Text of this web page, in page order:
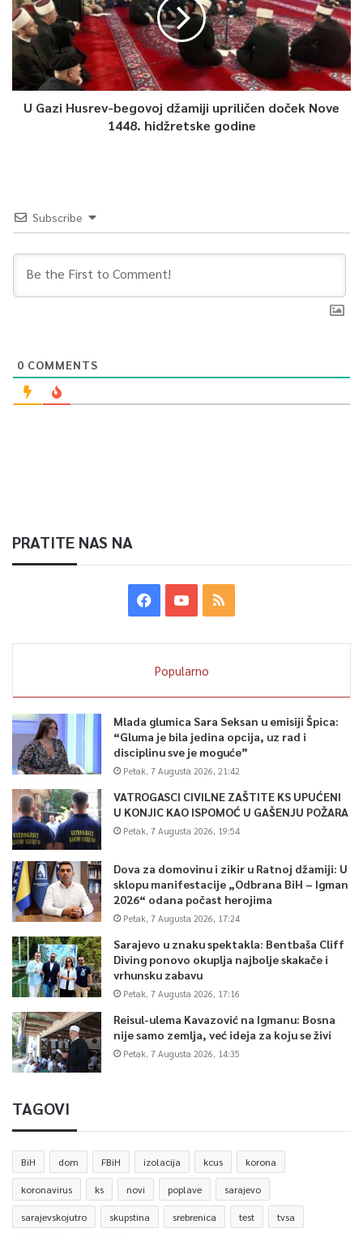
Bjelavama, kao i na Baščaršiji. Nakon prestanka padavina,
0
U Gazi Husrev-begovoj džamiji upriličen doček Nove
1448. hidžretske godine
Subscribe
0 COMMENTS
PRATITE NAS NA
Popularno
Mlada glumica Sara Seksan u emisiji Špica:
“Gluma je bila jedina opcija, uz rad i
disciplinu sve je moguće”
Petak, 7 Augusta 2026, 21:42
VATROGASCI CIVILNE ZAŠTITE KS UPUĆENI
U KONJIC KAO ISPOMOĆ U GAŠENJU POŽARA
Petak, 7 Augusta 2026, 19:54
Dova za domovinu i zikir u Ratnoj džamiji: U
sklopu manifestacije „Odbrana BiH – Igman
2026“ odana počast herojima
Petak, 7 Augusta 2026, 17:24
Sarajevo u znaku spektakla: Bentbaša Cliff
Diving ponovo okuplja najbolje skakače i
vrhunsku zabavu
Petak, 7 Augusta 2026, 17:16
Reisul-ulema Kavazović na Igmanu: Bosna
nije samo zemlja, već ideja za koju se živi
Petak, 7 Augusta 2026, 14:35
TAGOVI
BiH dom FBiH izolacija kcus korona
koronavirus ks novi poplave sarajevo
sarajevskojutro skupstina srebrenica test tvsa